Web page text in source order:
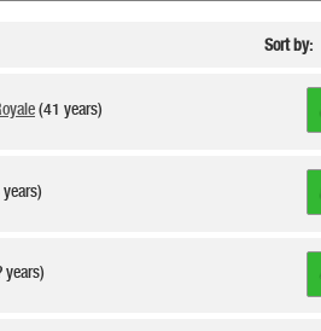
Sort by:
(41 years)
years)